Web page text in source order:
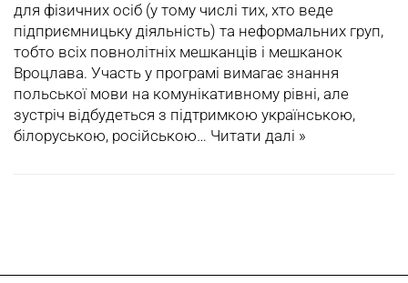
для фізичних осіб (у тому числі тих, хто веде
підприємницьку діяльність) та неформальних груп,
тобто всіх повнолітніх мешканців і мешканок
Вроцлава. Участь у програмі вимагає знання
польської мови на комунікативному рівні, але
зустріч відбудеться з підтримкою українською,
білоруською, російською… Читати далі »